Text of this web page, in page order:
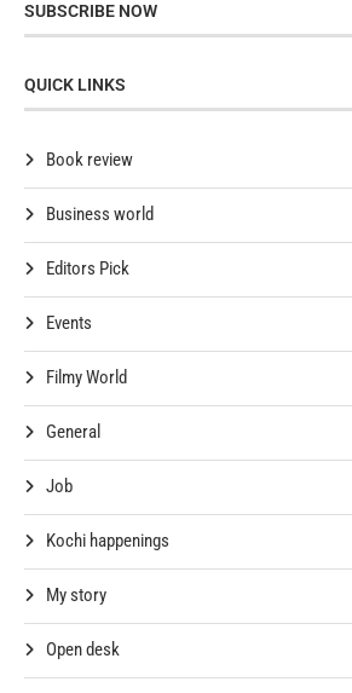
SUBSCRIBE NOW
QUICK LINKS
Book review
Business world
Editors Pick
Events
Filmy World
General
Job
Kochi happenings
My story
Open desk